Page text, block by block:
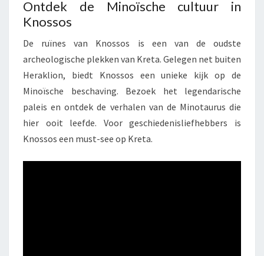
Ontdek de Minoïsche cultuur in
Knossos
De ruïnes van Knossos is een van de oudste
archeologische plekken van Kreta. Gelegen net buiten
Heraklion, biedt Knossos een unieke kijk op de
Minoïsche beschaving. Bezoek het legendarische
paleis en ontdek de verhalen van de Minotaurus die
hier ooit leefde. Voor geschiedenisliefhebbers is
Knossos een must-see op Kreta.